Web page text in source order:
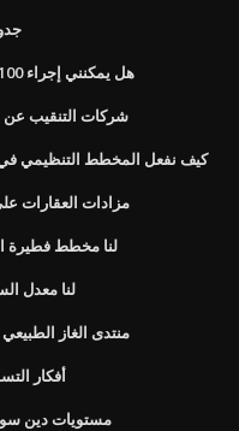
هل يمكنني إجراء 100 يوم تداول يومي
شركات التنقيب عن
كيف نفعل المخطط التنظيمي في
مزادات العقارات
لنا مخطط فطيرة
لنا معدل
منتدى الغاز
أفكار
مستويات دين سوق